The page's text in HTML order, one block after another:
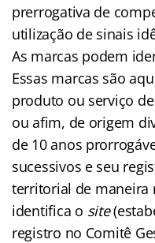
prerrogativa de
utilização de sinais
As marcas podem
Essas marcas são
produto ou serviço
ou afim, de origem
de 10 anos
sucessivos e seu
territorial de maneira
identifica o site
registro no Comitê